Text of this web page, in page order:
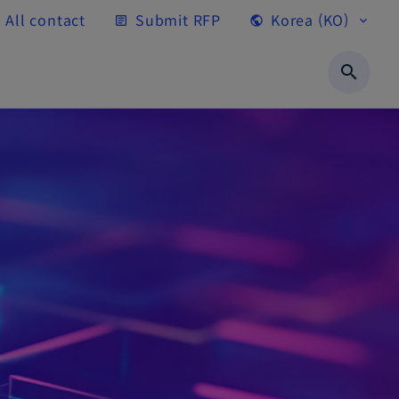
All contact article Submit RFP public Korea (KO) expand_more
search